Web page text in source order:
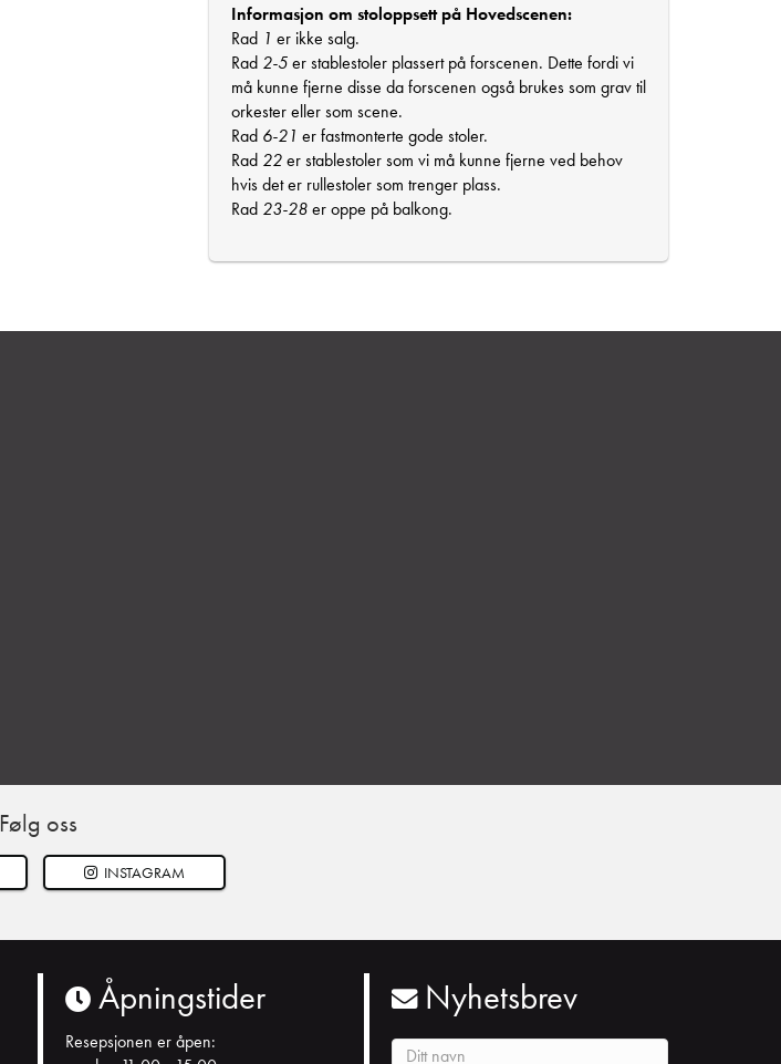
Informasjon om stoloppsett på Hovedscenen:
Rad 1 er ikke salg.
Rad 2-5er stablestoler plassert på forscenen. Dette fordi vi
må kunne fjerne disse da forscenen også brukes som grav til
orkester eller som scene.
Rad 6-21 er fastmonterte gode stoler.
Rad 22er stablestoler som vi må kunne fjerne ved behov
hvis det er rullestoler som trenger plass.
Rad 23-28er oppe på balkong.
Følg oss
INSTAGRAM
Åpningstider
Resepsjonen er åpen:
Nyhetsbrev